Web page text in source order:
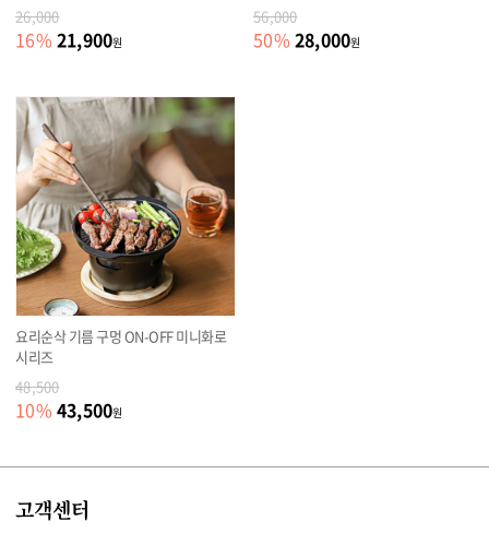
26,000
16% 21,900원
56,000
50% 28,000원
요리순삭 기름 구멍 ON-OFF 미니화로
시리즈
48,500
10% 43,500원
고객센터